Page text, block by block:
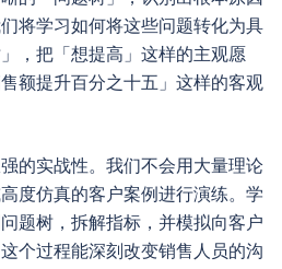
将学习如何将这些问题转化为具
，把「想提高」这样的主观愿
额提升百分之十五」这样的客观
的实战性。我们不会用大量理论
度仿真的客户案例进行演练。学
题树，拆解指标，并模拟向客户
个过程能深刻改变销售人员的沟